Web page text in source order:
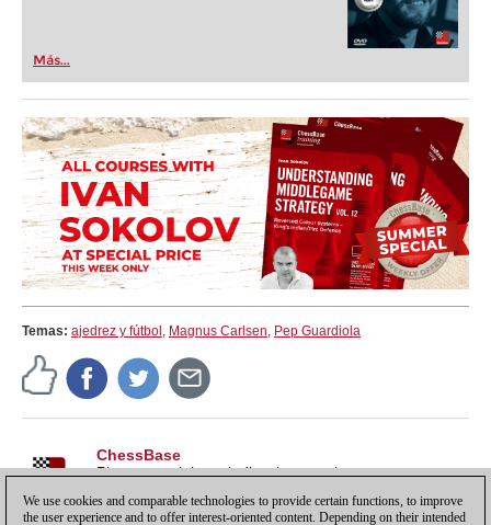
Más...
Temas: ajedrez y fútbol , Magnus Carlsen, Pep Guardiola
ChessBase
Pistas, tutoriales e indicaciones sobre nuestros
We use cookies and comparable technologies to provide certain functions, to improve
the user experience and to offer interest-oriented content. Depending on their intended